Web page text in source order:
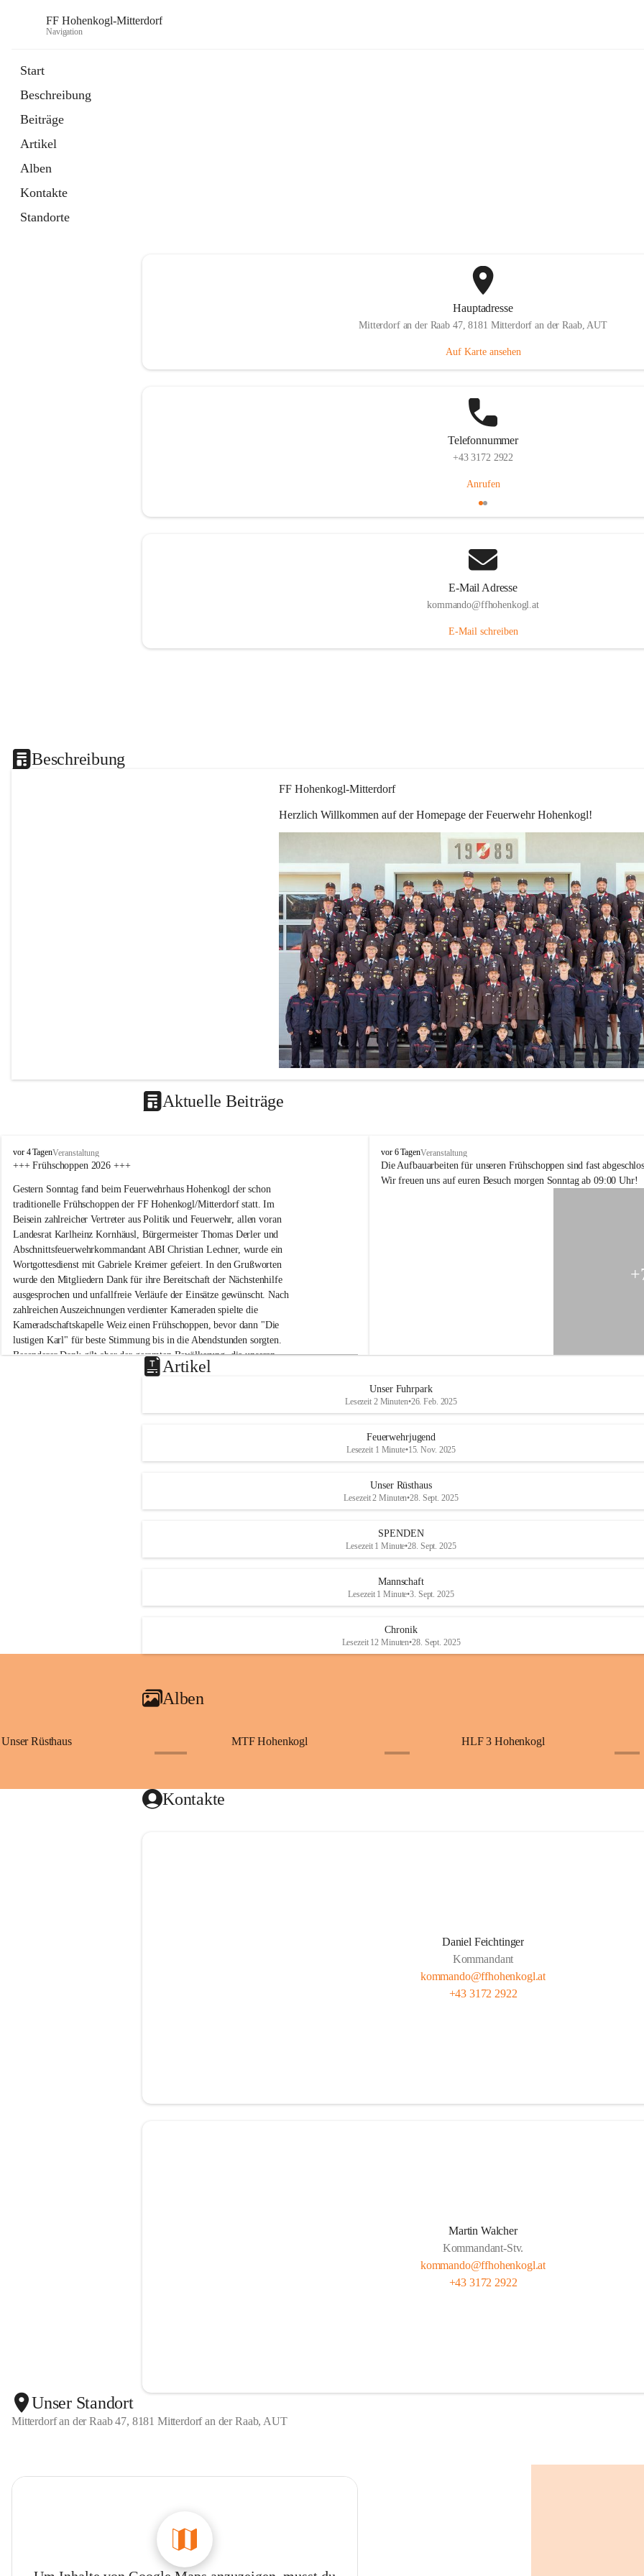
FF Hohenkogl-Mitterdorf
Navigation
Start
Beschreibung
Beiträge
Artikel
Alben
Kontakte
Standorte
Hauptadresse
Mitterdorf an der Raab 47, 8181 Mitterdorf an der Raab, AUT
Auf Karte ansehen
Telefonnummer
+43 3172 2922
Anrufen
E-Mail Adresse
kommando@ffhohenkogl.at
E-Mail schreiben
Beschreibung
FF Hohenkogl-Mitterdorf
Herzlich Willkommen auf der Homepage der Feuerwehr Hohenkogl!
Aktuelle Beiträge
F
F
o
h
e
n
k
o
g
l
-
M
i
t
t
e
vor 4 TagenVeranstaltung
+++ Frühschoppen 2026 +++
Gestern Sonntag fand beim Feuerwehrhaus Hohenkogl der schon
traditionelle Frühschoppen der FF Hohenkogl/Mitterdorf statt. Im
Beisein zahlreicher Vertreter aus Politik und Feuerwehr, allen voran
Landesrat Karlheinz Kornhäusl, Bürgermeister Thomas Derler und
Abschnittsfeuerwehrkommandant ABI Christian Lechner, wurde ein
Wortgottesdienst mit Gabriele Kreimer gefeiert. In den Grußworten
wurde den Mitgliedern Dank für ihre Bereitschaft der Nächstenhilfe
ausgesprochen und unfallfreie Verläufe der Einsätze gewünscht. Nach
zahlreichen Auszeichnungen verdienter Kameraden spielte die
Kameradschaftskapelle Weiz einen Frühschoppen, bevor dann "Die
lustigen Karl" für beste Stimmung bis in die Abendstunden sorgten.
Besonderer Dank gilt aber der gesamten Bevölkerung, die unseren
Frühschoppen trotz hochsommerlichen Temperaturen besuchte. Der
F
F
H
e
d
o
r
vor 6 TagenVeranstaltung
Die Aufbauarbeiten für unseren Frühschoppen sind fast
Wir freuen uns auf euren Besuch morgen Sonntag ab 09:00 Uhr!
Artikel
Unser Fuhrpark
Lesezeit 2 Minuten•26. Feb. 2025
Feuerwehrjugend
Lesezeit 1 Minute•15. Nov. 2025
Unser Rüsthaus
Lesezeit 2 Minuten•28. Sept. 2025
SPENDEN
Lesezeit 1 Minute•28. Sept. 2025
Mannschaft
Lesezeit 1 Minute•3. Sept. 2025
Chronik
Lesezeit 12 Minuten•28. Sept. 2025
Alben
Unser Rüsthaus MTF Hohenkogl HLF 3 Hohenkogl
Kontakte
Daniel Feichtinger
Kommandant
kommando@ffhohenkogl.at
+43 3172 2922
Martin Walcher
Kommandant-Stv.
kommando@ffhohenkogl.at
+43 3172 2922
Unser Standort
Mitterdorf an der Raab 47, 8181 Mitterdorf an der Raab, AUT